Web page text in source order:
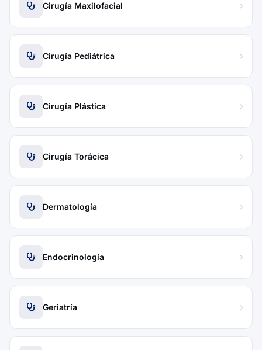
Cirugía Maxilofacial
Cirugía Pediátrica
Cirugía Plástica
Cirugía Torácica
Dermatología
Endocrinología
Geriatría